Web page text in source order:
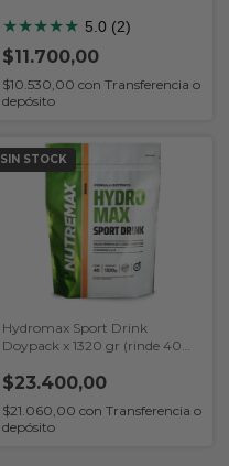
Rubia y Morena)
★★★★★ 5.0 (2)
$11.700,00
$10.530,00 con Transferencia o
depósito
SIN STOCK
Hydromax Sport Drink
Doypack x 1320 gr (rinde 40
$23.400,00
$21.060,00 con Transferencia o
depósito